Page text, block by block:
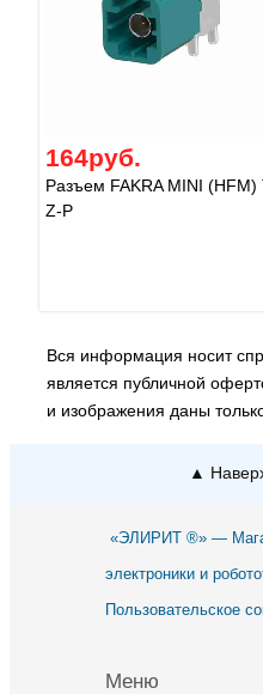
164руб.
Разъем FAKRA MINI (HFM)
Z-P
Вся информация носит
является публичной
и изображения даны
▲
«ЭЛИРИТ ®» —
электроники и
Пользовательское
Меню